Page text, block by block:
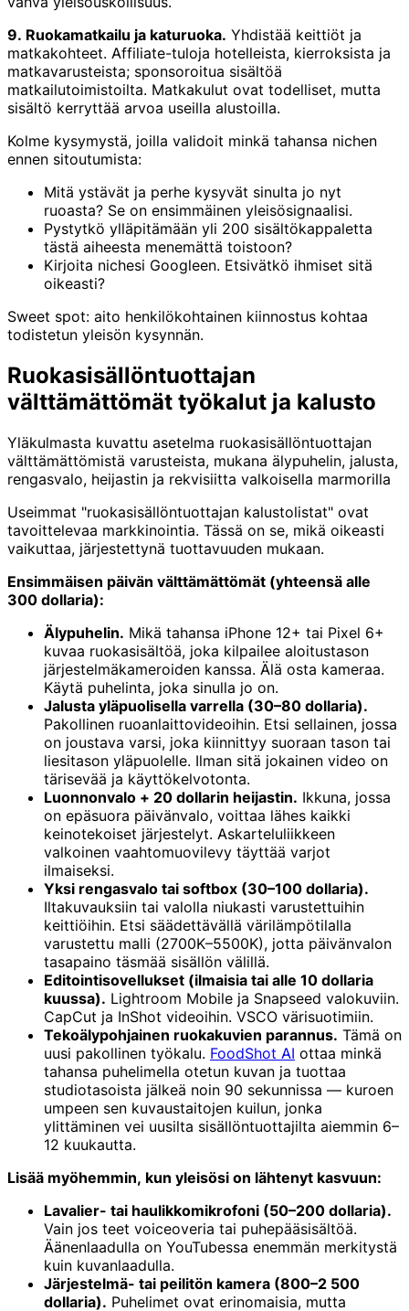
9. Ruokamatkailu ja katuruoka. Yhdistää keittiöt ja
matkakohteet. Affiliate-tuloja hotelleista, kierroksista ja
matkavarusteista; sponsoroitua sisältöä
matkailutoimistoilta. Matkakulut ovat todelliset, mutta
sisältö kerryttää arvoa useilla alustoilla.
Kolme kysymystä, joilla validoit minkä tahansa nichen
ennen sitoutumista:
Mitä ystävät ja perhe kysyvät sinulta jo nyt
ruoasta? Se on ensimmäinen yleisösignaalisi.
Pystytkö ylläpitämään yli 200 sisältökappaletta
tästä aiheesta menemättä toistoon?
Kirjoita nichesi Googleen. Etsivätkö ihmiset sitä
oikeasti?
Sweet spot: aito henkilökohtainen kiinnostus kohtaa
todistetun yleisön kysynnän.
Ruokasisällöntuottajan
välttämättömät työkalut ja kalusto
Yläkulmasta kuvattu asetelma ruokasisällöntuottajan
välttämättömistä varusteista, mukana älypuhelin, jalusta,
rengasvalo, heijastin ja rekvisiitta valkoisella marmorilla
Useimmat "ruokasisällöntuottajan kalustolistat" ovat
tavoittelevaa markkinointia. Tässä on se, mikä oikeasti
vaikuttaa, järjestettynä tuottavuuden mukaan.
Ensimmäisen päivän välttämättömät (yhteensä alle
300 dollaria):
Älypuhelin. Mikä tahansa iPhone 12+ tai Pixel 6+
kuvaa ruokasisältöä, joka kilpailee aloitustason
järjestelmäkameroiden kanssa. Älä osta kameraa.
Käytä puhelinta, joka sinulla jo on.
Jalusta yläpuolisella varrella (30–80 dollaria).
Pakollinen ruoanlaittovideoihin. Etsi sellainen, jossa
on joustava varsi, joka kiinnittyy suoraan tason tai
liesitason yläpuolelle. Ilman sitä jokainen video on
tärisevää ja käyttökelvotonta.
Luonnonvalo + 20 dollarin heijastin. Ikkuna, jossa
on epäsuora päivänvalo, voittaa lähes kaikki
keinotekoiset järjestelyt. Askarteluliikkeen
valkoinen vaahtomuovilevy täyttää varjot
ilmaiseksi.
Yksi rengasvalo tai softbox (30–100 dollaria).
Iltakuvauksiin tai valolla niukasti varustettuihin
keittiöihin. Etsi säädettävällä värilämpötilalla
varustettu malli (2700K–5500K), jotta päivänvalon
tasapaino täsmää sisällön välillä.
Editointisovellukset (ilmaisia tai alle 10 dollaria
kuussa). Lightroom Mobile ja Snapseed valokuviin.
CapCut ja InShot videoihin. VSCO värisuotimiin.
Tekoälypohjainen ruokakuvien parannus. Tämä on
uusi pakollinen työkalu. FoodShot AI ottaa minkä
tahansa puhelimella otetun kuvan ja tuottaa
studiotasoista jälkeä noin 90 sekunnissa — kuroen
umpeen sen kuvaustaitojen kuilun, jonka
ylittäminen vei uusilta sisällöntuottajilta aiemmin 6–
12 kuukautta.
Lisää myöhemmin, kun yleisösi on lähtenyt kasvuun:
Lavalier- tai haulikkomikrofoni (50–200 dollaria).
Vain jos teet voiceoveria tai puhepääsisältöä.
Äänenlaadulla on YouTubessa enemmän merkitystä
kuin kuvanlaadulla.
Järjestelmä- tai peilitön kamera (800–2 500
dollaria). Puhelimet ovat erinomaisia, mutta